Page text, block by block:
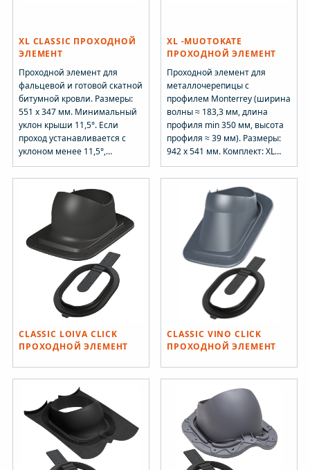
XL CLASSIC ПРОХОДНОЙ
ЭЛЕМЕНТ
Проходной элемент для
фальцевой и готовой скатной
битумной кровли. Размеры:
551 х 347 мм. Минимальный
уклон крыши 11,5°. Если
проход устанавливается с
уклоном менее 11,5°,
соединение между проходом
и трубой необходимо
герметизировать
атмосферостойким клеевым
составом. Это предотвращает
протекание талой воды
между трубой и
соединением. Комплект: XL
-проходной элемент, XL
-кольцо гидрозатвора,
шаблон и набор крепежа.
Устанавливается на готовую
XL -MUOTOKATE
ПРОХОДНОЙ ЭЛЕМЕНТ
Проходной элемент для
металлочерепицы с
профилем Monterrey (ширина
волны ≈ 183,3 мм, длина
профиля min 350 мм, высота
профиля ≈ 39 мм). Размеры:
942 х 541 мм. Комплект: XL
-проходной элемент, XL
-кольцо гидрозатвора,
уплотнительная лента (3 шт.),
монтажная инструкция и
набор крепежа.
Устанавливается при
монтаже и на готовую
кровлю.
CLASSIC LOIVA CLICK
ПРОХОДНОЙ ЭЛЕМЕНТ
CLASSIC VINO CLICK
ПРОХОДНОЙ ЭЛЕМЕНТ